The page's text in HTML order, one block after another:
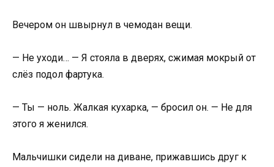
Вечером он швырнул в чемодан вещи.
— Не уходи… — Я стояла в дверях, сжимая мокрый от
слёз подол фартука.
— Ты — ноль. Жалкая кухарка, — бросил он. — Не для
этого я женился.
Мальчишки сидели на диване, прижавшись друг к